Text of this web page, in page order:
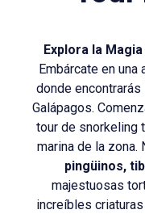
Explora la
Embárcate en una
donde
Galápagos.
tour de snorkeling
marina de la zona.
pingüinos,
majestuosas
increíbles